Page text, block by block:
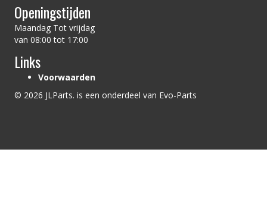
Openingstijden
Maandag Tot vrijdag
van 08:00 tot 17:00
Links
Voorwaarden
© 2026 JLParts. is een onderdeel van Evo-Parts